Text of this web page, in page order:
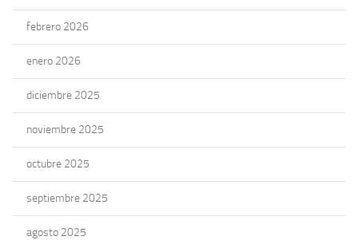
febrero 2026
enero 2026
diciembre 2025
noviembre 2025
octubre 2025
septiembre 2025
agosto 2025